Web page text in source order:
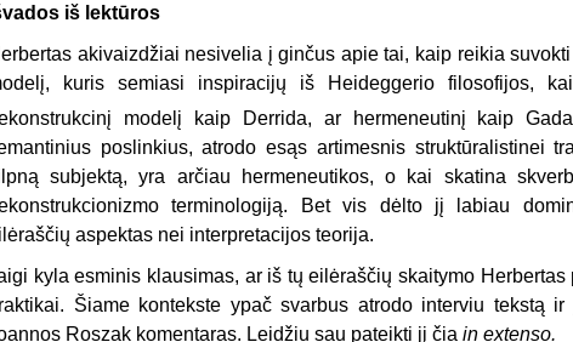
iš lektūros
akivaizdžiai nesivelia į ginčus apie tai, kaip reikia
kuris semiasi inspiracijų iš Heideggerio filosofijos,
modelį kaip Derrida, ar hermeneutinį kaip
poslinkius, atrodo esąs artimesnis struktūralistinei
subjektą, yra arčiau hermeneutikos, o kai skatina
terminologiją. Bet vis dėlto jį labiau
aspektas nei interpretacijos teorija.
kyla esminis klausimas, ar iš tų eilėraščių skaitymo
Šiame kontekste ypač svarbus atrodo interviu tekstą
Roszak komentaras. Leidžiu sau pateikti jį čia in extenso.